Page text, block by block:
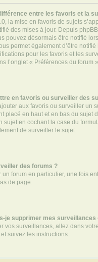
entre les favoris et la
la mise en favoris de sujets
des mises à jour. Depuis
pouvez désormais être notifié
permet également d’être
pour les favoris et les
l’onglet « Préférences du forum
en favoris ou surveiller des
aux favoris ou surveiller un
placé en haut et en bas du sujet
sujet en cochant la case du
de surveiller le sujet.
des forums ?
un forum en particulier, une fois
de page.
je supprimer mes surveillances
vos surveillances, allez dans
et suivez les instructions.